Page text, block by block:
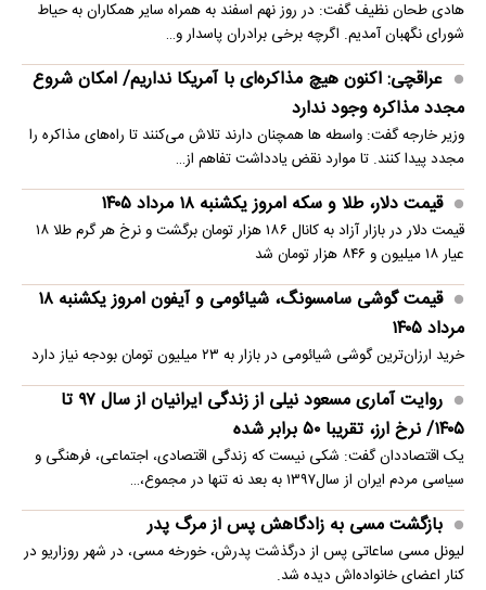
هادی طحان نظیف گفت: در روز نهم اسفند به همراه سایر همکاران به حیاط
شورای نگهبان آمدیم. اگرچه برخی برادران پاسدار و…
عراقچی: اکنون هیچ مذاکره‌ای با آمریکا نداریم/ امکان شروع
مجدد مذاکره وجود ندارد
وزیر خارجه گفت: واسطه ها همچنان دارند تلاش می‌کنند تا راه‌های مذاکره را
مجدد پیدا کنند. تا موارد نقض یادداشت تفاهم از…
قیمت دلار، طلا و سکه امروز یکشنبه ۱۸ مرداد ۱۴۰۵
قیمت دلار در بازار آزاد به کانال ۱۸۶ هزار تومان برگشت و نرخ هر گرم طلا ۱۸
عیار ۱۸ میلیون و ۸۴۶ هزار تومان شد
قیمت گوشی سامسونگ، شیائومی و آیفون امروز یکشنبه ۱۸
مرداد ۱۴۰۵
خرید ارزان‌ترین گوشی شیائومی در بازار به ۲۳ میلیون تومان بودجه نیاز دارد
روایت آماری مسعود نیلی از زندگی ایرانیان از سال ۹۷ تا
۱۴۰۵/ نرخ ارز، تقریبا ۵۰ برابر شده
یک اقتصاددان گفت: شکی نیست که زندگی اقتصادی، اجتماعی، فرهنگی و
سیاسی مردم ایران از سال۱۳۹۷ به بعد نه تنها در مجموع،…
بازگشت مسی به زادگاهش پس از مرگ پدر
لیونل مسی ساعاتی پس از درگذشت پدرش، خورخه مسی، در شهر روزاریو در
کنار اعضای خانواده‌اش دیده شد.